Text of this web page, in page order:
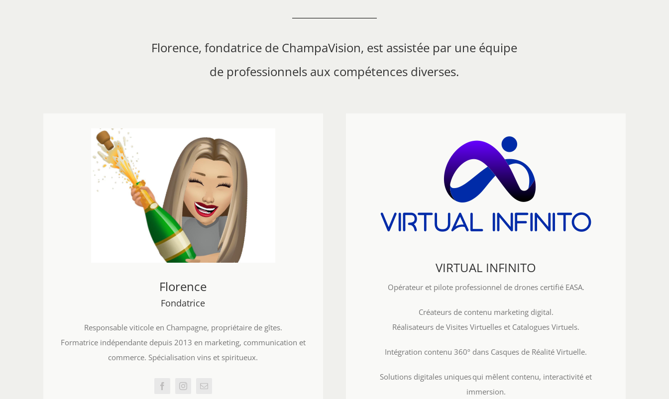
Florence, fondatrice de ChampaVision, est assistée par une équipe
de professionnels aux compétences diverses.
Florence
Fondatrice
Responsable viticole en Champagne, propriétaire de gîtes.
Formatrice indépendante depuis 2013 en marketing, communication et
commerce. Spécialisation vins et spiritueux.
VIRTUAL INFINITO
Opérateur et pilote professionnel de drones certifié EASA.
Créateurs de contenu marketing digital.
Réalisateurs de Visites Virtuelles et Catalogues Virtuels.
Intégration contenu 360º dans Casques de Réalité Virtuelle.
Solutions digitales uniques qui mêlent contenu, interactivité et
immersion.